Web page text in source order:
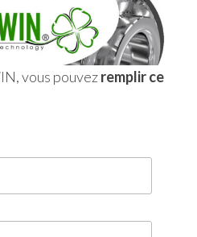
vous pouvezremplir ce